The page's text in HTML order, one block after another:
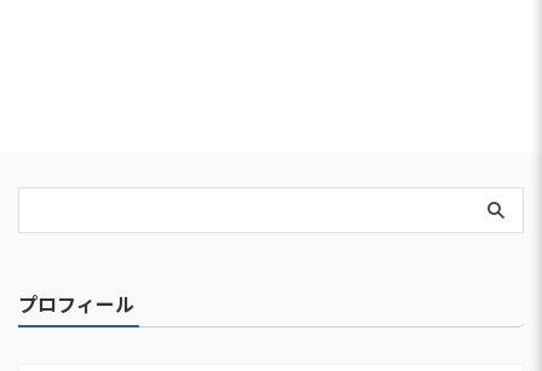
プロフィール